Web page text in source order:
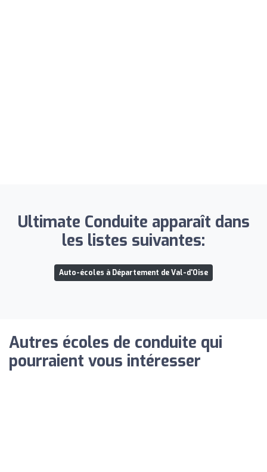
Ultimate Conduite apparaît dans
les listes suivantes:
Auto-écoles à Département de Val-d'Oise
Autres écoles de conduite qui
pourraient vous intéresser